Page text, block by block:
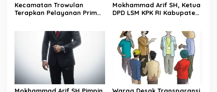
Kecamatan Trowulan
Terapkan Pelayanan Prima,
Mokhammad Arif SH, Ketua
DPD LSM KPK RI Kabupaten